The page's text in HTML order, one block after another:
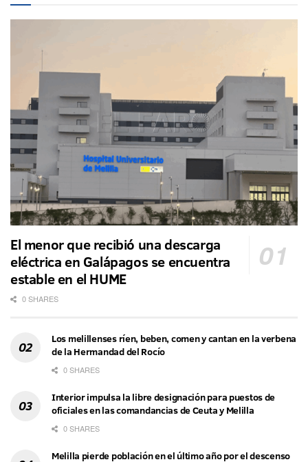
El menor que recibió una descarga
eléctrica en Galápagos se encuentra
estable en el HUME
0 SHARES
Los melillenses ríen, beben, comen y cantan en la verbena
de la Hermandad del Rocío
0 SHARES
Interior impulsa la libre designación para puestos de
oficiales en las comandancias de Ceuta y Melilla
0 SHARES
Melilla pierde población en el último año por el descenso